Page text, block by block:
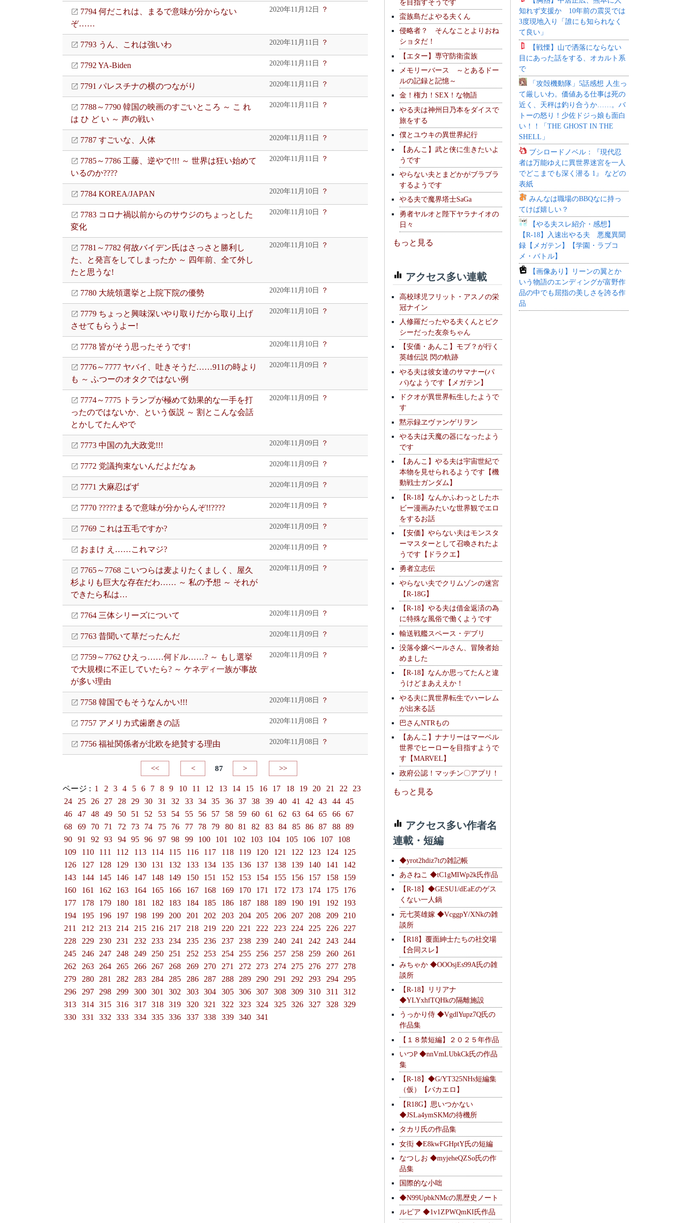
7794 何だこれは、まるで意味が分からない
ぞ……
2020年11月12日 ？
7793 うん、これは強いわ 2020年11月11日 ？
7792 YA-Biden 2020年11月11日 ？
7791 パレスチナの横のつながり 2020年11月11日 ？
7788～7790 韓国の映画のすごいところ ～ こ れ
は ひ ど い ～ 声の戦い
2020年11月11日 ？
7787 すごいな、人体 2020年11月11日 ？
7785～7786 工藤、逆やで!!! ～ 世界は狂い始めて
いるのか????
2020年11月11日 ？
7784 KOREA/JAPAN 2020年11月10日 ？
7783 コロナ禍以前からのサウジのちょっとした
変化
2020年11月10日 ？
7781～7782 何故バイデン氏はさっさと勝利し
た、と発言をしてしまったか ～ 四年前、全て外し
たと思うな!
2020年11月10日 ？
7780 大統領選挙と上院下院の優勢 2020年11月10日 ？
7779 ちょっと興味深いやり取りだから取り上げ
させてもらうよー!
2020年11月10日 ？
7778 皆がそう思ったそうです! 2020年11月10日 ？
7776～7777 ヤバイ、吐きそうだ……911の時より
も ～ ふつーのオタクではない例
2020年11月09日 ？
7774～7775 トランプが極めて効果的な一手を打
ったのではないか、という仮説 ～ 割とこんな会話
とかしてたんやで
2020年11月09日 ？
7773 中国の九大政党!!! 2020年11月09日 ？
7772 党議拘束ないんだよだなぁ 2020年11月09日 ？
7771 大麻忍ばず 2020年11月09日 ？
7770 ?????まるで意味が分からんぞ!!???? 2020年11月09日 ？
7769 これは五毛ですか? 2020年11月09日 ？
おまけ え……これマジ? 2020年11月09日 ？
7765～7768 こいつらは麦よりたくましく、屋久
杉よりも巨大な存在だわ…… ～ 私の予想 ～ それが
できたら私は…
2020年11月09日 ？
7764 三体シリーズについて 2020年11月09日 ？
7763 昔聞いて草だったんだ 2020年11月09日 ？
7759～7762 ひえっ……何ドル……? ～ もし選挙
で大規模に不正していたら? ～ ケネディ一族が事故
が多い理由
2020年11月09日 ？
7758 韓国でもそうなんかい!!! 2020年11月08日 ？
7757 アメリカ式歯磨きの話 2020年11月08日 ？
7756 福祉関係者が北欧を絶賛する理由 2020年11月08日 ？
<< < 87 > >>
ページ : 1 2 3 4 5 6 7 8 9 10 11 12 13 14 15 16 17 18 19 20 21 22
23
24
25 26 27 28 29 30 31 32 33 34 35 36 37 38 39 40 41 42 43 44
45
46
47 48 49 50 51 52 53 54 55 56 57 58 59 60 61 62 63 64 65 66
67
68
69 70 71 72 73 74 75 76 77 78 79 80 81 82 83 84 85 86 87 88
89
90
91 92 93 94 95 96 97 98 99 100 101 102 103 104 105 106 107
108
109
110 111 112 113 114 115 116 117 118 119 120 121 122 123 124
125
126
127 128 129 130 131 132 133 134 135 136 137 138 139 140 141
142
143
144 145 146 147 148 149 150 151 152 153 154 155 156 157 158
159
160
161 162 163 164 165 166 167 168 169 170 171 172 173 174 175
176
177
178 179 180 181 182 183 184 185 186 187 188 189 190 191 192
193
194
195 196 197 198 199 200 201 202 203 204 205 206 207 208 209
210
211
212 213 214 215 216 217 218 219 220 221 222 223 224 225 226
227
228
229 230 231 232 233 234 235 236 237 238 239 240 241 242 243
244
245
246 247 248 249 250 251 252 253 254 255 256 257 258 259 260
261
262
263 264 265 266 267 268 269 270 271 272 273 274 275 276 277
278
279
280 281 282 283 284 285 286 287 288 289 290 291 292 293 294
295
296
297 298 299 300 301 302 303 304 305 306 307 308 309 310 311
312
313
314 315 316 317 318 319 320 321 322 323 324 325 326 327 328
329
330
331 332 333 334 335 336 337 338 339 340 341
を目指すそうです
蛮族島だよやる夫くん
侵略者？ そんなことよりおね
ショタだ！
【エター】専守防衛蛮族
メモリーバース ～とあるドー
ルの記録と記憶～
金！権力！SEX！な物語
やる夫は神州日乃本をダイスで
旅をする
僕とユウキの異世界紀行
【あんこ】武と侠に生きたいよ
うです
やらない夫とまどかがブラブラ
するようです
やる夫で魔界塔士SaGa
勇者ヤルオと陛下ヤラナイオの
日々
もっと見る
アクセス多い連載
高校球児フリット・アスノの栄
冠ナイン
人修羅だったやる夫くんとピク
シーだった友奈ちゃん
【安価・あんこ】モブ？が行く
英雄伝説 閃の軌跡
やる夫は彼女達のサマナー(パ
パ)なようです【メガテン】
ドクオが異世界転生したようで
す
黙示録ヱヴァンゲリヲン
やる夫は天魔の器になったよう
です
【あんこ】やる夫は宇宙世紀で
本物を見せられるようです【機
動戦士ガンダム】
【R-18】なんかふわっとしたホ
ビー漫画みたいな世界観でエロ
をするお話
【安価】やらない夫はモンスタ
ーマスターとして召喚されたよ
うです【ドラクエ】
勇者立志伝
やらない夫でクリムゾンの迷宮
【R-18G】
【R-18】やる夫は借金返済の為
に特殊な風俗で働くようです
輸送戦艦スペース・デブリ
没落令嬢ベールさん、冒険者始
めました
【R-18】なんか思ってたんと違
うけどまあええか！
やる夫に異世界転生でハーレム
が出来る話
巴さんNTRもの
【あんこ】ナナリーはマーベル
世界でヒーローを目指すようで
す【MARVEL】
政府公認！マッチン〇アプリ！
もっと見る
アクセス多い作者名
連載・短編
◆yrot2hdiz7tの雑記帳
あさねこ ◆tC1gMIWp2k氏作品
【R-18】◆GESU1/dEaEのゲス
くない一人鍋
元七英雄嫁 ◆VcggpY/XNkの雑
談所
【R18】覆面紳士たちの社交場
【合同スレ】
みちゃか ◆OOOsjEs99A氏の雑
談所
【R-18】リリアナ
◆YLYxhfTQHkの隔離施設
うっかり侍 ◆VgdlYupz7Q氏の
作品集
【１８禁短編】２０２５年作品
いつP ◆nnVmLUbkCk氏の作品
集
【R-18】◆G/YT325NHs短編集
（仮）【バカエロ】
【R18G】思いつかない
◆JSLa4ymSKMの待機所
タカリ氏の作品集
女衒 ◆E8kwFGHptY氏の短編
なつしお ◆myjeheQZSo氏の作
品集
国際的な小咄
◆N99UpbkNMcの黒歴史ノート
ルピア ◆1v1ZPWQmKI氏作品
知れず支援か 10年前の震災では
3度現地入り「誰にも知られなく
て良い」
【戦慄】山で洒落にならない
目にあった話をする、オカルト系
で
「攻殻機動隊」5話感想 人生っ
て厳しいわ。価値ある仕事は死の
近く、天秤は釣り合うか……。バ
トーの怒り！少佐ドジっ娘も面白
い！！「THE GHOST IN THE
SHELL」
ブシロードノベル：『現代忍
者は万能ゆえに異世界迷宮を一人
でどこまでも深く潜る 1』 などの
表紙
みんなは職場のBBQなに持っ
てけば嬉しい？
【やる夫スレ紹介・感想】
【R-18】入速出やる夫 悪魔異聞
録【メガテン】【学園・ラブコ
メ・バトル】
【画像あり】リーンの翼とか
いう物語のエンディングが富野作
品の中でも屈指の美しさを誇る作
品